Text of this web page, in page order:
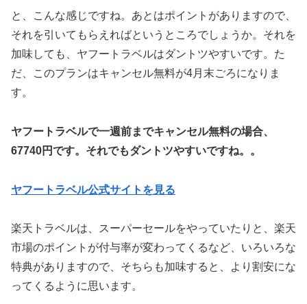
と、こんな感じですね。あとはポイントがありますので、
それを引いてもらえればというところでしょうか。それを
加味しても、ヤフートラベルはダントツやすいです。た
だ、このプランはキャンセル無料が4月末ごろになりま
す。
ヤフートラベルで一週前までキャンセル無料の場合、
67740円です。それでもダントツやすいですね。。
ヤフートラベル公式サイトを見る
楽天トラベルは、スーパーセールをやっていたりと、楽天
市場のポイントが付与率が変わってくるなど、いろいろな
特典がありますので、そちらも加味すると、より割安にな
ってくるように思います。